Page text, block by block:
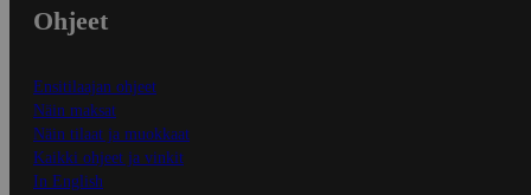
Ohjeet
Ensitilaajan ohjeet
Näin maksat
Näin tilaat ja muokkaat
Kaikki ohjeet ja vinkit
In English